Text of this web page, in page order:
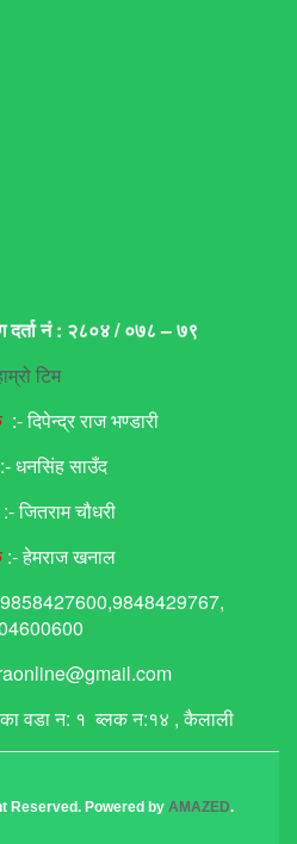
दर्ता नं : २८०४ / ०७८ – ७९
टिम
:- दिपेन्द्र राज भण्डारी
:- धनसिंह साउँद
:- जितराम चौधरी
:- हेमराज खनाल
वडा न: १ ब्लक न:१४ , कैलाली
Reserved. Powered by AMAZED.